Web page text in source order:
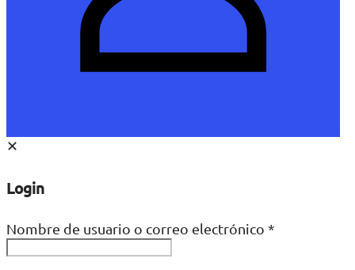
✕
Login
Nombre de usuario o correo electrónico *